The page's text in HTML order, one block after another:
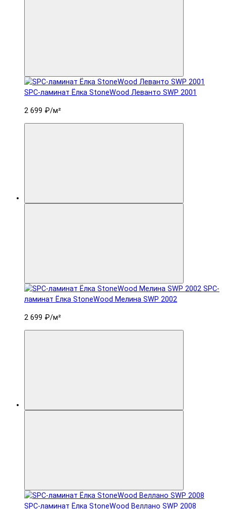
SPC-ламинат Ëлка StoneWood Леванто SWP 2001
2 699 ₽/м²
SPC-
ламинат Ëлка StoneWood Мелина SWP 2002
2 699 ₽/м²
SPC-ламинат Ëлка StoneWood Веллано SWP 2008